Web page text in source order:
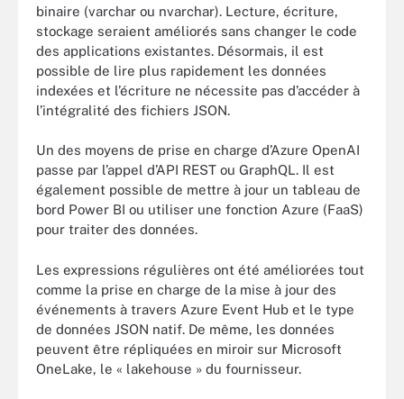
binaire (varchar ou nvarchar). Lecture, écriture,
stockage seraient améliorés sans changer le code
des applications existantes. Désormais, il est
possible de lire plus rapidement les données
indexées et l’écriture ne nécessite pas d’accéder à
l’intégralité des fichiers JSON.
Un des moyens de prise en charge d’Azure OpenAI
passe par l’appel d’API REST ou GraphQL. Il est
également possible de mettre à jour un tableau de
bord Power BI ou utiliser une fonction Azure (FaaS)
pour traiter des données.
Les expressions régulières ont été améliorées tout
comme la prise en charge de la mise à jour des
événements à travers Azure Event Hub et le type
de données JSON natif. De même, les données
peuvent être répliquées en miroir sur Microsoft
OneLake, le « lakehouse » du fournisseur.